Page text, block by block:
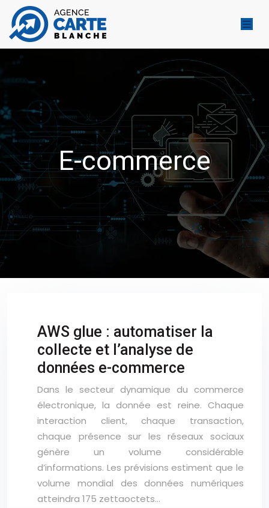
E-commerce
AWS glue : automatiser la
collecte et l’analyse de
données e-commerce
Dans le secteur dynamique du commerce
électronique, la donnée est reine. Chaque
interaction client, chaque transaction,
chaque présence sur les réseaux sociaux
génère un volume considérable
d’informations. Les prévisions estiment que le
volume mondial des données numériques
atteindra 175 zettaoctets…